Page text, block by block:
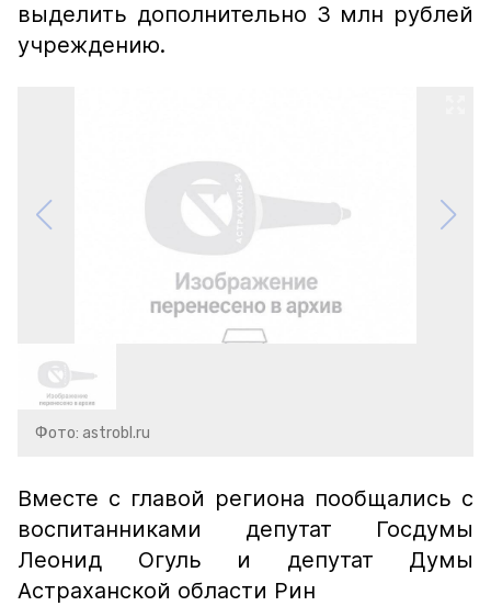
выделить дополнительно 3 млн рублей
учреждению.
Фото: astrobl.ru
Вместе с главой региона пообщались с
воспитанниками депутат Госдумы
Леонид Огуль и депутат Думы
Астраханской области Рин